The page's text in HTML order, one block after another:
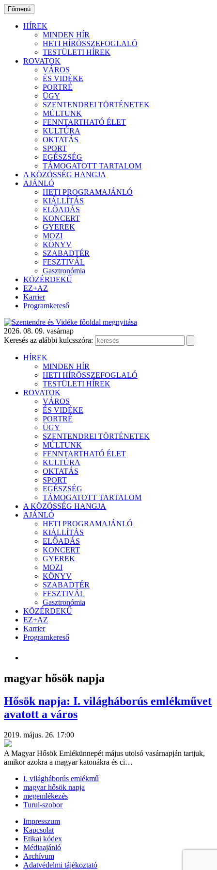
Ugrás
a
tartalomhoz
Főmenü
HÍREK
MINDEN HÍR
HETI HÍRÖSSZEFOGLALÓ
TESTÜLETI HÍREK
ROVATOK
VÁROS
ÉS VIDÉKE
PORTRÉ
ÜGY
SZENTENDREI TÖRTÉNETEK
MÚLTUNK
FENNTARTHATÓ ÉLET
KULTÚRA
OKTATÁS
SPORT
EGÉSZSÉG
TÁMOGATOTT TARTALOM
A KÖZÖSSÉG HANGJA
AJÁNLÓ
HETI PROGRAMAJÁNLÓ
KIÁLLÍTÁS
ELŐADÁS
KONCERT
GYEREK
MOZI
KÖNYV
SZABADTÉR
FESZTIVÁL
Gasztronómia
KÖZÉRDEKŰ
EZ+AZ
Karrier
Programkereső
2026. 08. 09. vasárnap
Keresés az alábbi kulcsszóra:
HÍREK
MINDEN HÍR
HETI HÍRÖSSZEFOGLALÓ
TESTÜLETI HÍREK
ROVATOK
VÁROS
ÉS VIDÉKE
PORTRÉ
ÜGY
SZENTENDREI TÖRTÉNETEK
MÚLTUNK
FENNTARTHATÓ ÉLET
KULTÚRA
OKTATÁS
SPORT
EGÉSZSÉG
TÁMOGATOTT TARTALOM
A KÖZÖSSÉG HANGJA
AJÁNLÓ
HETI PROGRAMAJÁNLÓ
KIÁLLÍTÁS
ELŐADÁS
KONCERT
GYEREK
MOZI
KÖNYV
SZABADTÉR
FESZTIVÁL
Gasztronómia
KÖZÉRDEKŰ
EZ+AZ
Karrier
Programkereső
magyar hősök napja
Hősök napja: I. világháborús emlékművet
avatott a város
2019. május. 26. 17:00
A Magyar Hősök Emlékünnepét május utolsó vasárnapján tartjuk,
amikor azokra a magyar katonákra és ci…
I. világháborús emlékmű
magyar hősök napja
megemlékezés
Turul-szobor
Impresszum
Kapcsolat
Etikai kódex
Médiaajánló
Archívum
Adatvédelmi tájékoztató